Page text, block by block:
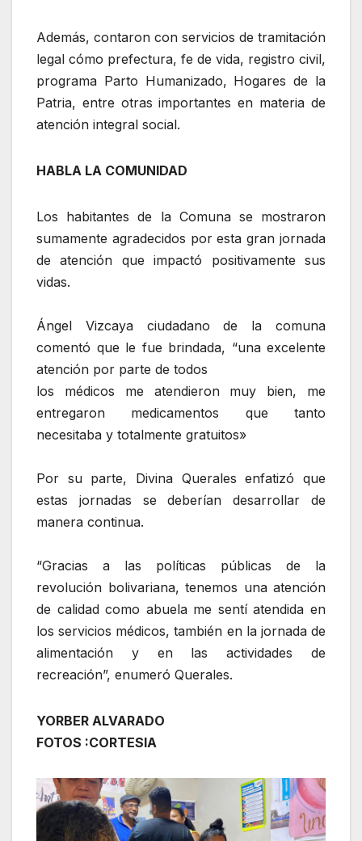
Además, contaron con servicios de tramitación
legal cómo prefectura, fe de vida, registro civil,
programa Parto Humanizado, Hogares de la
Patria, entre otras importantes en materia de
atención integral social.
HABLA LA COMUNIDAD
Los habitantes de la Comuna se mostraron
sumamente agradecidos por esta gran jornada
de atención que impactó positivamente sus
vidas.
‎Ángel Vizcaya ciudadano de la comuna
comentó que le fue brindada, “una excelente
atención por parte de todos
los médicos me atendieron muy bien, me
entregaron medicamentos que tanto
necesitaba y totalmente gratuitos»
‎Por su parte, Divina Querales enfatizó que
estas jornadas se deberían desarrollar de
manera continua.
“Gracias a las políticas públicas de la
revolución bolivariana, tenemos una atención
de calidad como abuela me sentí atendida en
los servicios médicos, también en la jornada de
alimentación y en las actividades de
recreación”, enumeró Querales.
YORBER ALVARADO
FOTOS :CORTESIA